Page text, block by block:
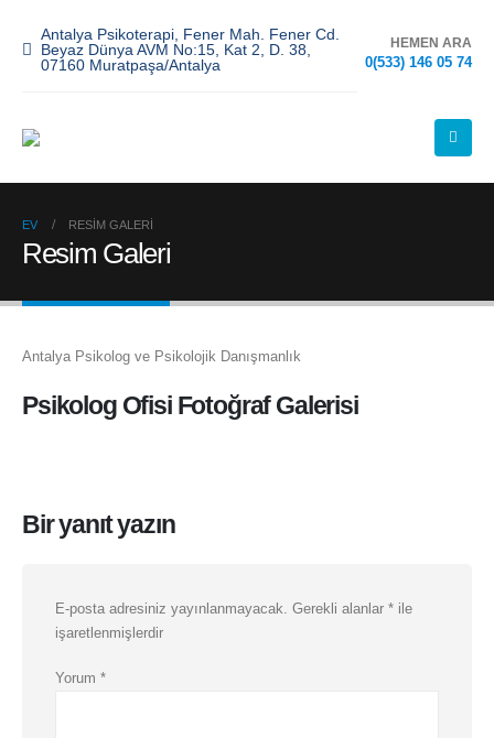
Antalya Psikoterapi, Fener Mah. Fener Cd.
Beyaz Dünya AVM No:15, Kat 2, D. 38,
07160 Muratpaşa/Antalya
HEMEN ARA
0(533) 146 05 74
EV RESIM GALERI
Resim Galeri
Antalya Psikolog ve Psikolojik Danışmanlık
Psikolog Ofisi Fotoğraf Galerisi
Bir yanıt yazın
E-posta adresiniz yayınlanmayacak. Gerekli alanlar * ile
işaretlenmişlerdir
Yorum *